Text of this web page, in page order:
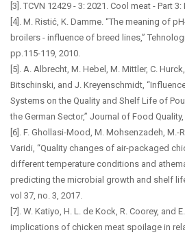
[3]. TCVN 12429 - 3: 2021. Cool meat - Part
[4]. M. Ristić, K. Damme. “The meaning of
broilers - influence of breed lines,”
pp.115-119, 2010.
[5]. A. Albrecht, M. Hebel, M. Mittler, C.
Bitschinski, and J. Kreyenschmidt,
Systems on the Quality and Shelf Life of
the German Sector,” Journal of Food
[6]. F. Ghollasi-Mood, M. Mohsenzadeh, M.-
Varidi, “Quality changes of air-packaged
different temperature conditions and
predicting the microbial growth and shelf
vol 37, no. 3, 2017.
[7]. W. Katiyo, H. L. de Kock, R. Coorey, and
implications of chicken meat spoilage in